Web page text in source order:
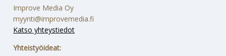
Improve Media Oy
myynti@improvemedia.fi
Katso yhteystiedot
Yhteistyöideat: